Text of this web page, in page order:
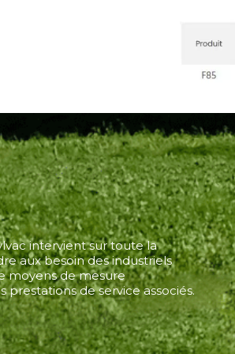
intervient sur toute la
aux besoin des industriels
moyens de mesure
prestations de service associés.